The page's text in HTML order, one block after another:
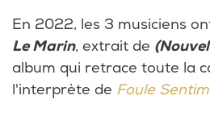
En 2022, les 3 musiciens
Le Marin, extrait de
album qui retrace toute la
l'interprète de Foule